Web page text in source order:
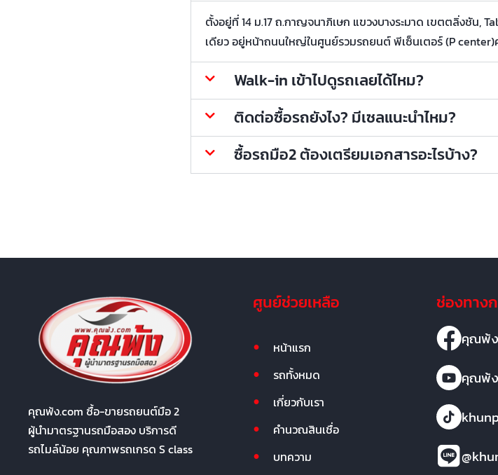
ตั้งอยู่ที่ 14 ม.17 ถ.กาญจนาภิเษก แขวงบางระมาด เขตตลิ่งชัน,
เดียว อยู่หน้าถนนใหญ่ในศูนย์รวมรถยนต์ พีเซ็นเตอร์ (P center)
Walk-in เข้าไปดูรถเลยได้ไหม?
ติดต่อซื้อรถยังไง? มีเซลแนะนำไหม?
ซื้อรถมือ2 ต้องเตรียมเอกสารอะไรบ้าง?
คุณพ้ง.com ซื้อ-ขายรถยนต์มือ 2
ผู้นำมาตรฐานรถมือสอง บริการดี
รถไมล์น้อย คุณภาพรถเกรด S class
ศูนย์ช่วยเหลือ
หน้าแรก
รถทั้งหมด
เกี่ยวกับเรา
คำนวณสินเชื่อ
บทความ
ช่องทาง
คุณพ้ง
คุณพ้ง